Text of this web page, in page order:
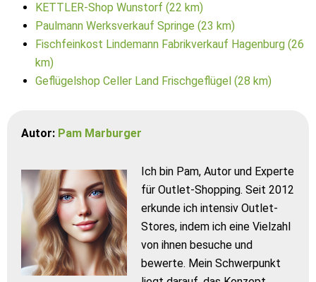
KETTLER-Shop Wunstorf (22 km)
Paulmann Werksverkauf Springe (23 km)
Fischfeinkost Lindemann Fabrikverkauf Hagenburg (26
km)
Geflügelshop Celler Land Frischgeflügel (28 km)
Autor: Pam Marburger
Ich bin Pam, Autor und Experte
für Outlet-Shopping. Seit 2012
erkunde ich intensiv Outlet-
Stores, indem ich eine Vielzahl
von ihnen besuche und
bewerte. Mein Schwerpunkt